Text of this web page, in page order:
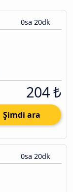
0sa 20dk
204 ₺
Şimdi ara
0sa 20dk